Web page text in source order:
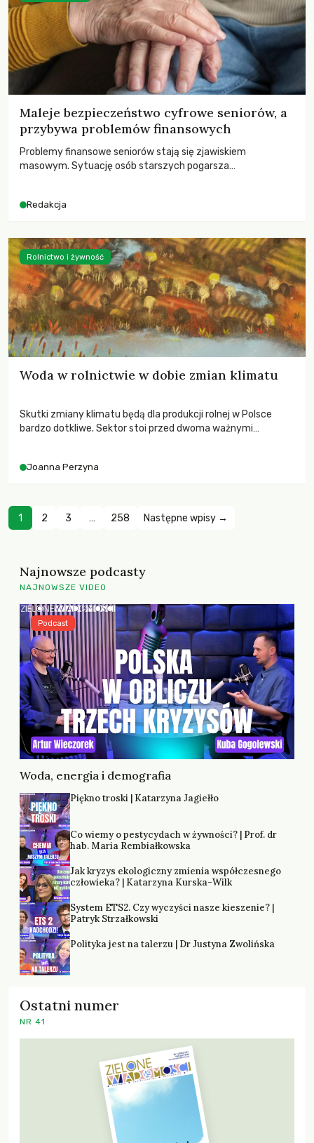
Maleje bezpieczeństwo cyfrowe seniorów, a
przybywa problemów finansowych
Problemy finansowe seniorów stają się zjawiskiem
masowym. Sytuację osób starszych pogarsza
Redakcja
Woda w rolnictwie w dobie zmian klimatu
Skutki zmiany klimatu będą dla produkcji rolnej w Polsce
bardzo dotkliwe. Sektor stoi przed dwoma ważnymi
zachodzących zmian klimatycznych. Wymagać to będzie
Joanna Perzyna
Rolnictwo i żywność
1 2 3 … 258 Następne wpisy →
Najnowsze podcasty
NAJNOWSZE VIDEO
Woda, energia i demografia
Podcast
Piękno troski | Katarzyna Jagiełło
Co wiemy o pestycydach w żywności? | Prof. dr
hab. Maria Rembiałkowska
Jak kryzys ekologiczny zmienia współczesnego
człowieka? | Katarzyna Kurska-Wilk
System ETS2. Czy wyczyści nasze kieszenie? |
Patryk Strzałkowski
Polityka jest na talerzu | Dr Justyna Zwolińska
Ostatni numer
NR 41